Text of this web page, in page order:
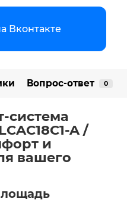
Вконтакте
Вопрос-ответ 0
система
A /
и
вашего